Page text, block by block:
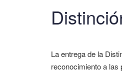
La entrega de la
reconocimiento a las